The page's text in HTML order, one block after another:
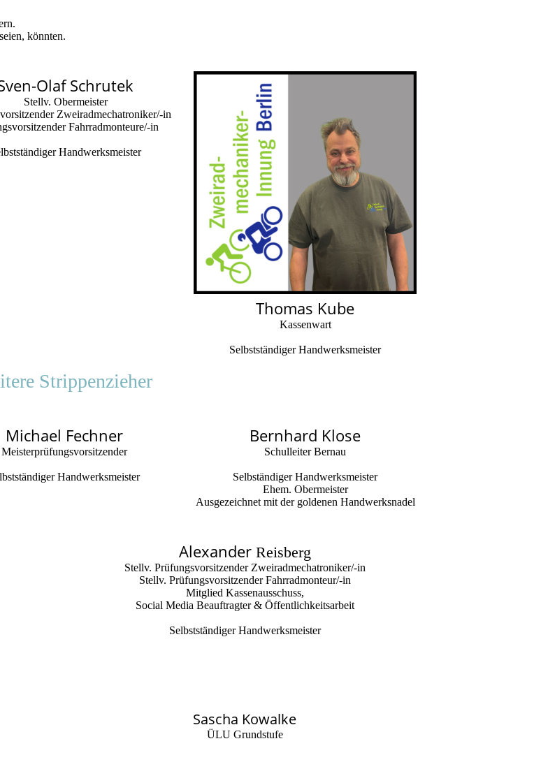
-
30.10.2026
Klasse 523.01 & 325.01 Herr Yamazaki
09.11.2026
13.11.2026
Klasse: 523.01 Herr Schmidt
16.11.2026
-
20.11.2026
ÜLU - ZRF-3
Klasse: 523.01 & 325.01 Herr Schmidt
23.11.2026
-
27.11.2026
ÜLU - G-ZR1
Klasse: 526.01A Herr Boigk
30.11.2026
-
04.12.2026
ÜLU - ZRM-3
Klasse: 523.01 Herr Schmidt
07.12.2026
-
11.12.2026
ÜLU - ZRM-3
Klasse: 523.01 Herr Schmidtmehr
18.12.2026
ÜLU - G-ZR1
könnten.
Olaf Schrutek
Stellv. Obermeister
Zweiradmechatroniker/-in
Fahrradmonteure/-in
Handwerksmeister
Thomas Kube
Kassenwart
Selbstständiger Handwerksmeister
Strippenzieher
Michael Fechner
Meisterprüfungsvorsitzender
Handwerksmeister
Bernhard Klose
Schulleiter Bernau
Selbständiger Handwerksmeister
Ehem. Obermeister
Ausgezeichnet mit der goldenen Handwerksnadel
Alexander Reisberg
Stellv. Prüfungsvorsitzender Zweiradmechatroniker/-in
Stellv. Prüfungsvorsitzender Fahrradmonteur/-in
Mitglied Kassenausschuss,
Social Media Beauftragter & Öffentlichkeitsarbeit
Selbstständiger Handwerksmeister
Sascha Kowalke
ÜLU Grundstufe